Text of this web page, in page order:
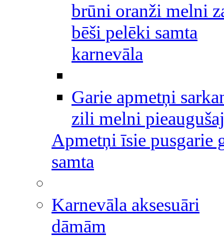
brūni oranži melni
bēši pelēki samta
karnevāla
Garie apmetņi
zili melni
Apmetņi īsie pusgarie
samta
Karnevāla aksesuāri
dāmām